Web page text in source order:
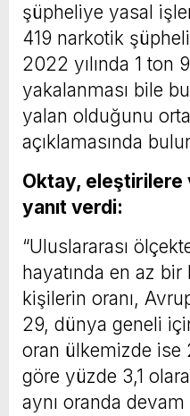
şüpheliye yasal
419 narkotik
2022 yılında 1 ton
yakalanması bile
yalan olduğunu
açıklamasında
Oktay, eleştirilere
yanıt verdi:
“Uluslararası
hayatında en az
kişilerin oranı,
29, dünya geneli
oran ülkemizde ise
göre yüzde 3,1
aynı oranda